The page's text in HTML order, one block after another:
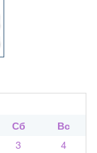
Сб
Вс
3
4